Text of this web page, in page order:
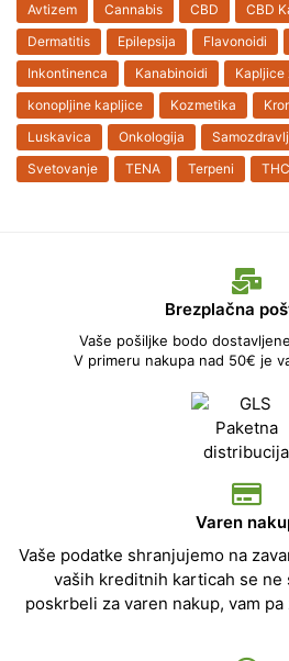
Avtizem Cannabis CBD CBD
Dermatitis
Epilepsija Flavonoidi
Inkontinenca
Kanabinoidi Kapljice
konopljine kapljice
Kozmetika
Luskavica
Onkologija
Svetovanje
TENA Terpeni THC
Brezplačna
Vaše pošiljke bodo
V primeru nakupa nad 50€ je
Varen
Vaše podatke shranjujemo na
vaših kreditnih karticah se ne
poskrbeli za varen nakup, vam